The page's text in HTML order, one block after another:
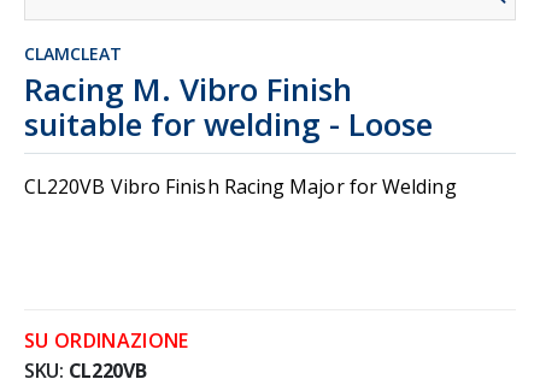
CLAMCLEAT
Racing M. Vibro Finish
suitable for welding - Loose
CL220VB Vibro Finish Racing Major for Welding
SU ORDINAZIONE
SKU CL220VB